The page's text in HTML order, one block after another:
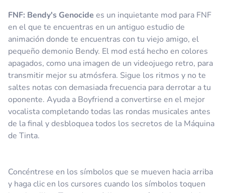
FNF: Bendy's Genocide es un inquietante mod para FNF
en el que te encuentras en un antiguo estudio de
animación donde te encuentras con tu viejo amigo, el
pequeño demonio Bendy. El mod está hecho en colores
apagados, como una imagen de un videojuego retro, para
transmitir mejor su atmósfera. Sigue los ritmos y no te
saltes notas con demasiada frecuencia para derrotar a tu
oponente. Ayuda a Boyfriend a convertirse en el mejor
vocalista completando todas las rondas musicales antes
de la final y desbloquea todos los secretos de la Máquina
de Tinta.
Concéntrese en los símbolos que se mueven hacia arriba
y haga clic en los cursores cuando los símbolos toquen